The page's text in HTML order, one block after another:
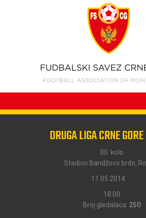
DRUGA LIGA CRNE
30. kolo
Stadion Bandžovo brdo,
11.05.2014.
18:00
Broj gledalaca: 250